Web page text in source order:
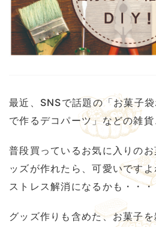
最近、SNSで話題の「お菓子
で作るデコパーツ」などの雑
普段買っているお気に入りの
ッズが作れたら、可愛いです
ストレス解消になるかも・・・
グッズ作りも含めた、お菓子